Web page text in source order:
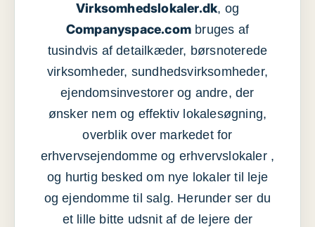
Virksomhedslokaler.dk, og
Companyspace.com bruges af
tusindvis af detailkæder, børsnoterede
virksomheder, sundhedsvirksomheder,
ejendomsinvestorer og andre, der
ønsker nem og effektiv lokalesøgning,
overblik over markedet for
erhvervsejendomme og erhvervslokaler ,
og hurtig besked om nye lokaler til leje
og ejendomme til salg. Herunder ser du
et lille bitte udsnit af de lejere der